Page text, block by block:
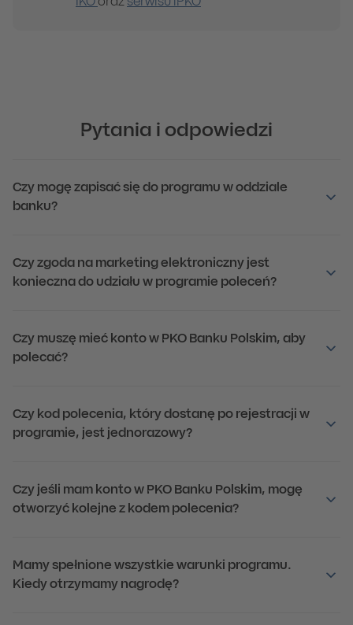
IKO oraz serwisu iPKO
Pytania i odpowiedzi
Czy mogę zapisać się do programu w oddziale
banku?
Czy zgoda na marketing elektroniczny jest
konieczna do udziału w programie poleceń?
Czy muszę mieć konto w PKO Banku Polskim, aby
polecać?
Czy kod polecenia, który dostanę po rejestracji w
programie, jest jednorazowy?
Czy jeśli mam konto w PKO Banku Polskim, mogę
otworzyć kolejne z kodem polecenia?
Mamy spełnione wszystkie warunki programu.
Kiedy otrzymamy nagrodę?